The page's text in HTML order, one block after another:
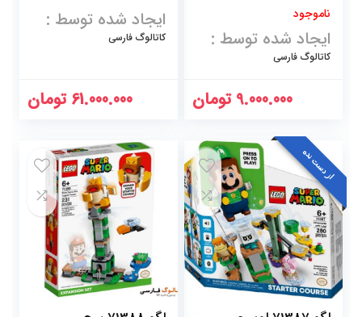
ناموجود
ایجاد شده توسط :
کاتالوگ فارسی
9.000.000 تومان
Expansion Set
ایجاد شده توسط :
کاتالوگ فارسی
61.000.000 تومان
از دست نده